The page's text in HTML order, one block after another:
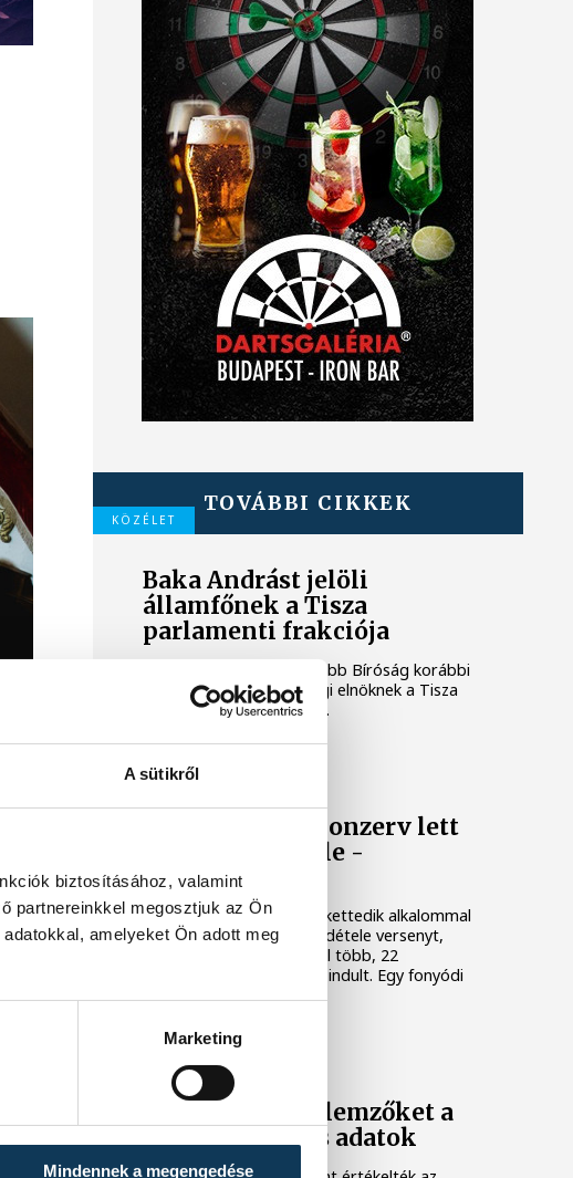
A sütikről
biztosításához, valamint
partnereinkkel megosztjuk az Ön
amelyeket Ön adott meg
Marketing
Mindennek a megengedése
TOVÁBBI CIKKEK
KÖZÉLET
Baka Andrást jelöli
államfőnek a Tisza
parlamenti frakciója
Baka Andrást, a Legfelsőbb Bíróság korábbi
elnökét jelöli köztársasági elnöknek a Tisza
párt parlamenti frakciója.
BALATON
Egy furcsa halkonzerv lett
az Év Strandétele -
mutatjuk!
A Balatoni Kör idén tizenkettedik alkalommal
hirdette meg az év strandétele versenyt,
amelyre minden eddiginél több, 22
vendéglátóhely 44 étellel indult. Egy fonyódi
hely nyert...
Meglepték az elemzőket a
júliusi inflációs adatok